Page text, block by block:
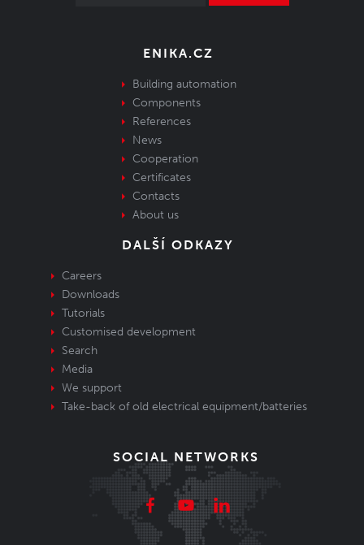
ENIKA.CZ
Building automation
Components
References
News
Cooperation
Certificates
Contacts
About us
DALŠÍ ODKAZY
Careers
Downloads
Tutorials
Customised development
Search
Media
We support
Take-back of old electrical equipment/batteries
SOCIAL NETWORKS